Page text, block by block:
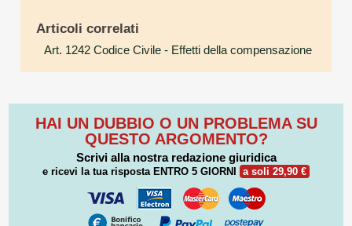
Articoli correlati
Art. 1242 Codice Civile - Effetti della compensazione
HAI UN DUBBIO O UN PROBLEMA SU
QUESTO ARGOMENTO?
Scrivi alla nostra redazione giuridica
e ricevi la tua risposta ENTRO 5 GIORNI a soli 29,90 €